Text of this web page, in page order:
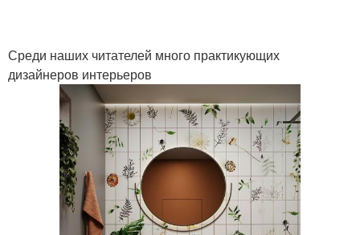
Среди наших читателей много практикующих
дизайнеров интерьеров